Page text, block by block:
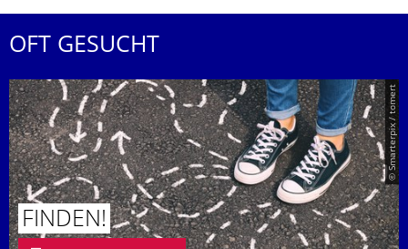
OFT GESUCHT
© Smarterpix / tomert
FINDEN!